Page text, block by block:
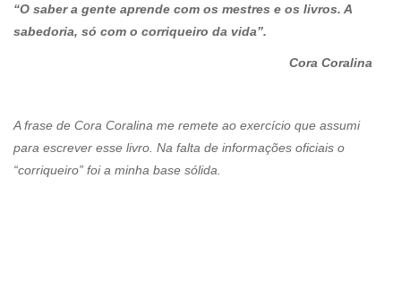
“O saber a gente aprende com os mestres e os livros. A
sabedoria, só com o corriqueiro da vida”.
Cora Coralina
A frase de Cora Coralina me remete ao exercício que assumi
para escrever esse livro. Na falta de informações oficiais o
“corriqueiro” foi a minha base sólida.